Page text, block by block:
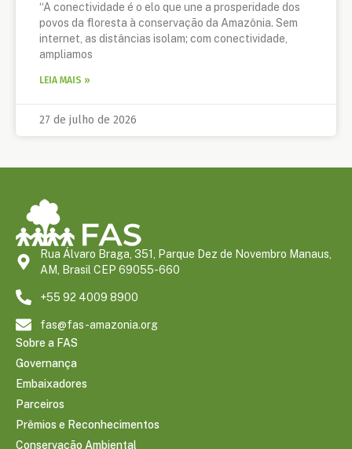
“A conectividade é o elo que une a prosperidade dos
povos da floresta à conservação da Amazônia. Sem
internet, as distâncias isolam; com conectividade,
ampliamos
LEIA MAIS »
27 de julho de 2026
Rua Álvaro Braga, 351, Parque Dez de Novembro Manaus,
AM, Brasil CEP 69055-660
+55 92 4009 8900
fas@fas-amazonia.org
Sobre a FAS
Governança
Embaixadores
Parceiros
Prêmios e Reconhecimentos
Conservação Ambiental